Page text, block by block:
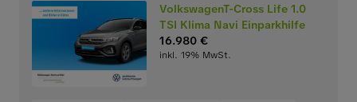
VolkswagenT-Cross Life 1.0
TSI Klima Navi Einparkhilfe
16.980 €
inkl. 19% MwSt.